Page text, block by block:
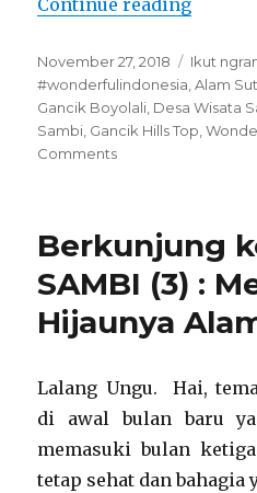
Continue reading
Posted
on
November 27, 2018 Ikut
#wonderfulindonesia ,Alam
Gancik Boyolali Desa Wisata
Sambi Gancik Hills Top ,
Commentson
Menikmati
Keelokan
Dewi
Sambi
Berkunjung
SAMBI (3) :
Hijaunya
Lalang Ungu. Hai,
di awal bulan baru
memasuki bulan
tetap sehat dan bahagia